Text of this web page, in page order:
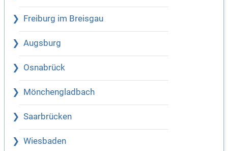
Freiburg im Breisgau
Augsburg
Osnabrück
Mönchengladbach
Saarbrücken
Wiesbaden